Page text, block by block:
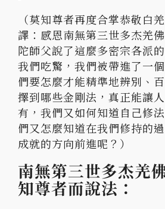
（莫知尊者再度合掌恭敬白
譯： 感恩南無第三世多杰羌
陀師父說了這麼多密宗各派
我們吃驚， 我們被帶進了一
們要怎麼才能精準地辨別、
擇到哪些金剛法，真正能讓
有， 我們又如何知道自己修
們又怎麼知道在我們修持的
成就的方向前進呢？ ）
南無第三世多杰羌
知尊者而說法：